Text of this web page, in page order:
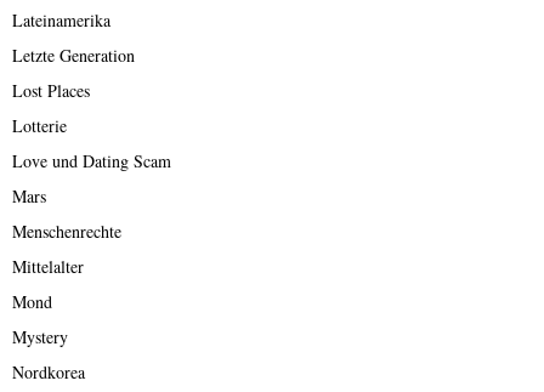
Lateinamerika
Letzte Generation
Lost Places
Lotterie
Love und Dating Scam
Mars
Menschenrechte
Mittelalter
Mond
Mystery
Nordkorea